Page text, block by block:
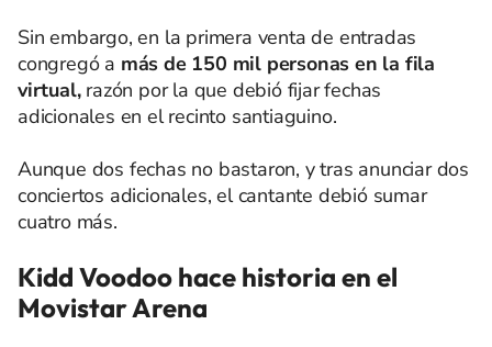
Sin embargo, en la primera venta de entradas
congregó a más de 150 mil personas en la fila
virtual,razón por la que debió fijar fechas
adicionales en el recinto santiaguino.
Aunque dos fechas no bastaron, y tras anunciar dos
conciertos adicionales, el cantante debió sumar
cuatro más.
Kidd Voodoo hace historia en el
Movistar Arena